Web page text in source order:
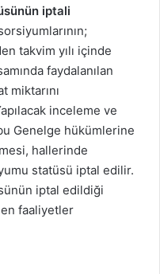
iptali
takvim yılı içinde
faydalanılan
miktarını
inceleme ve
Genelge hükümlerine
hallerinde
statüsü iptal edilir.
iptal edildiği
faaliyetler